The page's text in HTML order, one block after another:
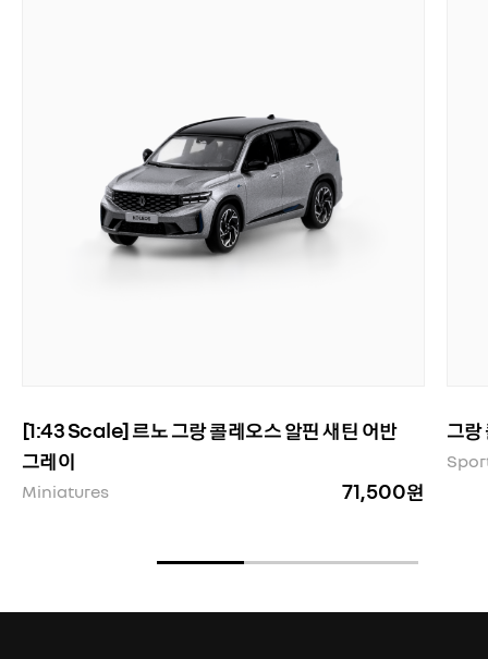
[1:43 Scale] 르노 그랑 콜레오스 알핀 새틴 어반
그레이
Miniatures 71,500원
그